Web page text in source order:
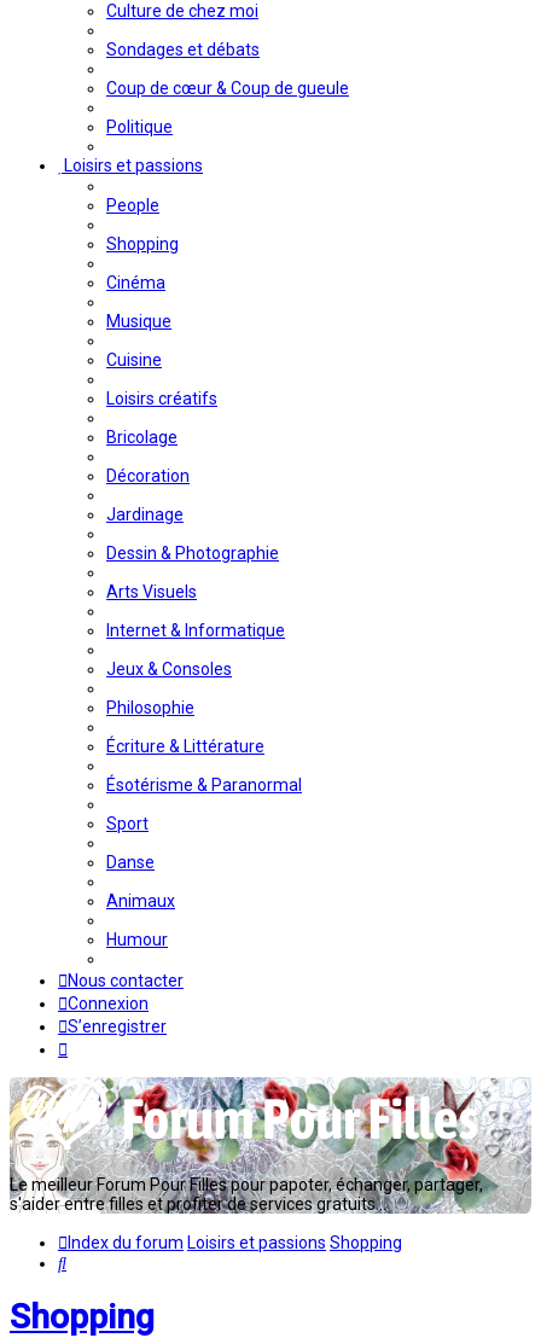
Culture de chez moi
Sondages et débats
Coup de cœur & Coup de gueule
Politique
Loisirs et passions
People
Shopping
Cinéma
Musique
Cuisine
Loisirs créatifs
Bricolage
Décoration
Jardinage
Dessin & Photographie
Arts Visuels
Internet & Informatique
Jeux & Consoles
Philosophie
Écriture & Littérature
Ésotérisme & Paranormal
Sport
Danse
Animaux
Humour
Nous contacter
Connexion
S’enregistrer
Le meilleur Forum Pour Filles pour papoter, échanger, partager,
s'aider entre filles et profiter de services gratuits...
Index du forum Loisirs et passions Shopping
Rechercher
Shopping